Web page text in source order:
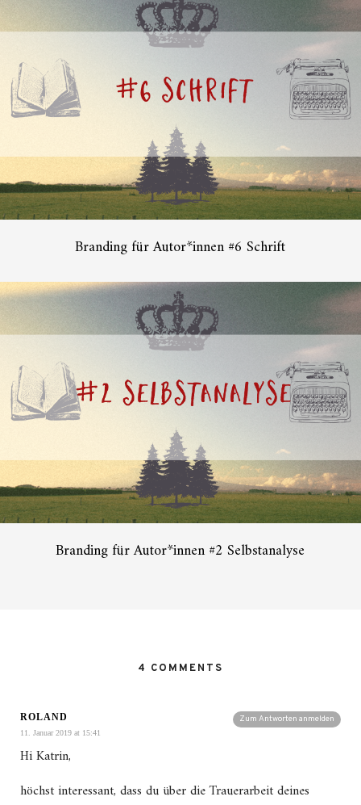
Branding für Autor*innen #6 Schrift
Branding für Autor*innen #2 Selbstanalyse
4 COMMENTS
Zum Antworten anmelden
ROLAND
11. Januar 2019 at 15:41
Hi Katrin,
höchst interessant, dass du über die Trauerarbeit deines